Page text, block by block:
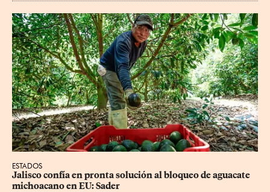
ESTADOS
Jalisco confía en pronta solución al bloqueo de aguacate
michoacano en EU: Sader